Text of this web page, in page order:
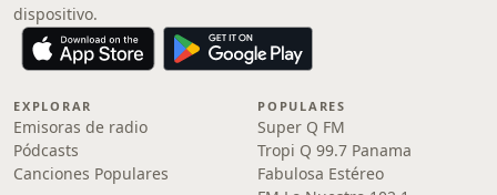
dispositivo.
EXPLORAR
Emisoras de radio
Pódcasts
Canciones Populares
POPULARES
Super Q FM
Tropi Q 99.7 Panama
Fabulosa Estéreo